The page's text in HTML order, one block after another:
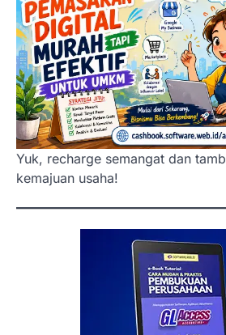
Yuk, recharge semangat dan
kemajuan usaha!